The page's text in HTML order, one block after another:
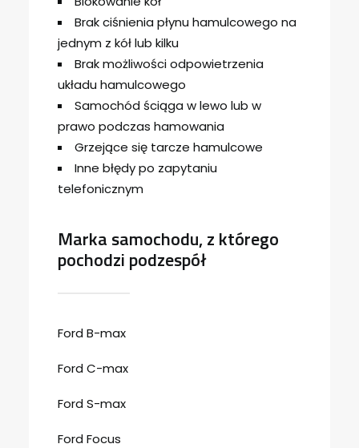
Brak ciśnienia płynu hamulcowego na
jednym z kół lub kilku
Brak możliwości odpowietrzenia
układu hamulcowego
Samochód ściąga w lewo lub w
prawo podczas hamowania
Grzejące się tarcze hamulcowe
Inne błędy po zapytaniu
telefonicznym
Marka samochodu, z którego
pochodzi podzespół
Ford B-max
Ford C-max
Ford S-max
Ford Focus